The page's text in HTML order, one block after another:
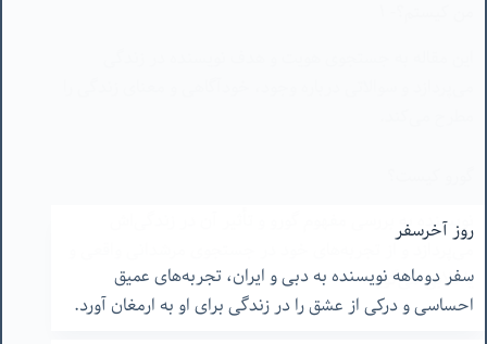
روز آخرسفر
سفر دوماهه نویسنده به دبی و ایران، تجربه‌های عمیق
احساسی و درکی از عشق را در زندگی برای او به ارمغان آورد.